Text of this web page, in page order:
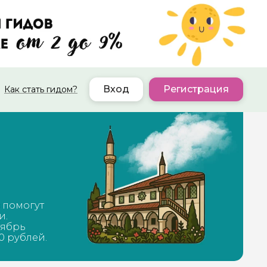
Как стать гидом? Вход Регистрация
рублей.